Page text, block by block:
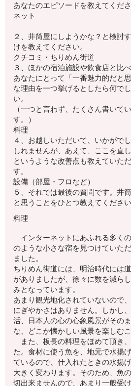
あなたのエピソードを教えてくださ
ネット
２、井筒屋にしようかな？ と検討
けを教えてください。
クチコミ・ちりめん街道
３、ほかの宿泊施設や飲食店と比べ
あなたにとって「一番魅力的だと
な理由を一つ挙げるとしたら何で
い。
（一つと言わず、たくさん書いて
す。）
料理
４、お越しいただいて、いかがで
しれませんが、 あえて、ここを直
というような改善点も教えていた
す。
設備（部屋・フロなど）
５、それでは最後の質問です。井
と思うことをひとつ教えてください
料理
インターネットにあふれる多く
のような小さな宿を見つけていた
ました。
ちりめん街道には、明治時代には
がありましたが、徐々に数を減ら
みとなっています。
あまり観光地化されていないので
にぎやかさはありません。しかし
活、日本人の心の心象風景がその
な、どこか懐かしい風景を楽しむ
また、板長の料理をほめて頂き
た。食材に使う魚を、地元で水揚
ているので、仕入れたときの水揚
大きく変わります。そのため、魚
切出来ませんので、あまり一般受